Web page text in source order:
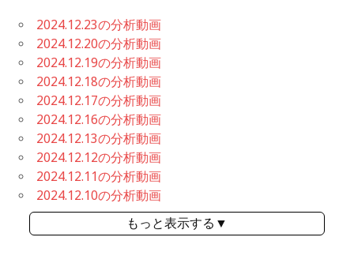
2024.12.23の分析動画
2024.12.20の分析動画
2024.12.19の分析動画
2024.12.18の分析動画
2024.12.17の分析動画
2024.12.16の分析動画
2024.12.13の分析動画
2024.12.12の分析動画
2024.12.11の分析動画
2024.12.10の分析動画
もっと表示する▼